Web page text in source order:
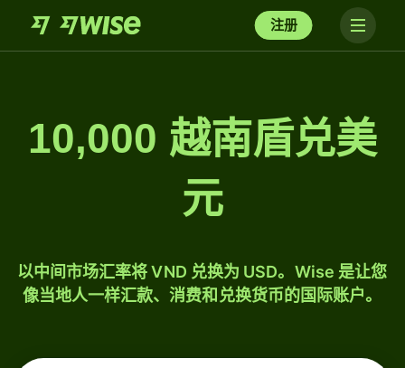
注册
10,000 越南盾兑美
元
以中间市场汇率将 VND 兑换为 USD。Wise 是让您
像当地人一样汇款、消费和兑换货币的国际账户。